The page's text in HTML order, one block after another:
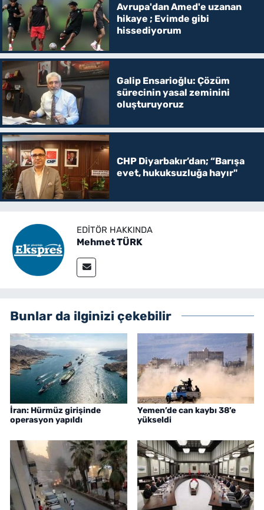
Avrupa'dan Amed'e uzanan
hikaye ; Evimde gibi
hissediyorum
Galip Ensarioğlu: Çözüm
sürecinin yasal zeminini
oluşturuyoruz
CHP Diyarbakır’dan; “Barışa
evet, hukuksuzluğa hayır"
EDITÖR HAKKINDA
Mehmet TÜRK
Bunlar da ilginizi çekebilir
İran: Hürmüz girişinde
operasyon yapıldı
Yemen’de can kaybı 38’e
yükseldi